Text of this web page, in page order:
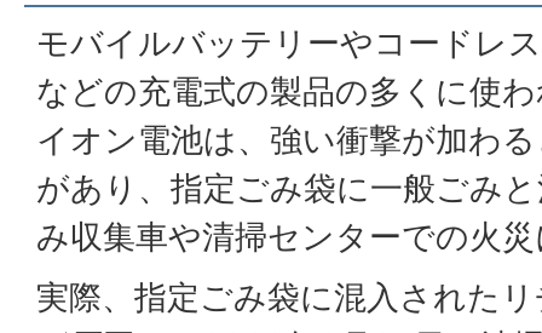
モバイルバッテリーやコードレ
などの充電式の製品の多くに使
イオン電池は、強い衝撃が加わ
があり、指定ごみ袋に一般ごみ
み収集車や清掃センターでの火
実際、指定ごみ袋に混入された